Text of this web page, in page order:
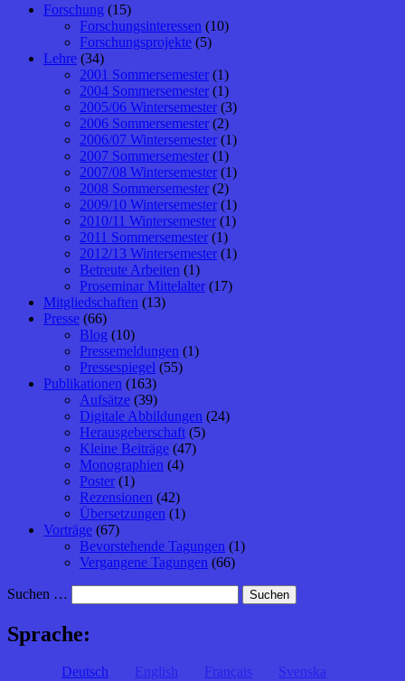
Forschung (15)
Forschungsinteressen (10)
Forschungsprojekte (5)
Lehre (34)
2001 Sommersemester (1)
2004 Sommersemester (1)
2005/06 Wintersemester (3)
2006 Sommersemester (2)
2006/07 Wintersemester (1)
2007 Sommersemester (1)
2007/08 Wintersemester (1)
2008 Sommersemester (2)
2009/10 Wintersemester (1)
2010/11 Wintersemester (1)
2011 Sommersemester (1)
2012/13 Wintersemester (1)
Betreute Arbeiten (1)
Proseminar Mittelalter (17)
Mitgliedschaften (13)
Presse (66)
Blog (10)
Pressemeldungen (1)
Pressespiegel (55)
Publikationen (163)
Aufsätze (39)
Digitale Abbildungen (24)
Herausgeberschaft (5)
Kleine Beiträge (47)
Monographien (4)
Poster (1)
Rezensionen (42)
Übersetzungen (1)
Vorträge (67)
Bevorstehende Tagungen (1)
Vergangene Tagungen (66)
Suchen …
Sprache:
Deutsch English Français
Svenska